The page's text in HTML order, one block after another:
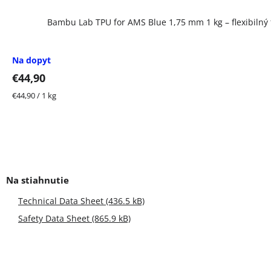
Bambu Lab TPU for AMS Blue 1,75 mm 1 kg –
Na dopyt
€44,90
Jednotková
€44,90 / 1 kg
Technical Data Sheet (436.5 kB)
Safety Data Sheet (865.9 kB)